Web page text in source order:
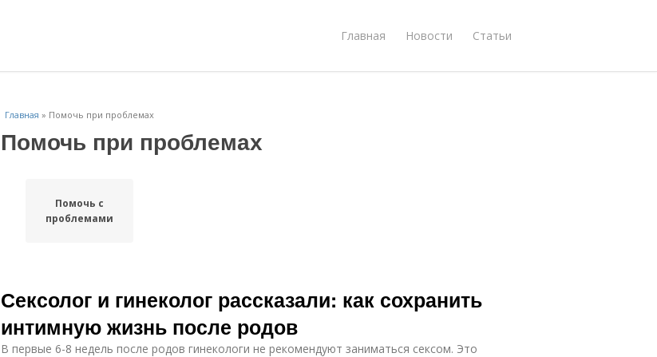
Главная Новости Статьи
Главная » Помочь при проблемах
Помочь при проблемах
Помочь с
проблемами
Сексолог и гинеколог рассказали: как сохранить
интимную жизнь после родов
В первые 6-8 недель после родов гинекологи не рекомендуют заниматься сексом. Это